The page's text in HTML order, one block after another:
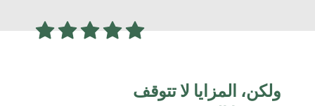
ولكن، المزايا لا تتوقف